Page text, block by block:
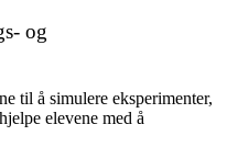
og
til å simulere eksperimenter,
elevene med å